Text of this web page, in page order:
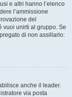
e altri hanno l’elenco
l’ammissione
del
vuoi unirti al gruppo. Se
di non assillarlo:
anche il leader.
via posta